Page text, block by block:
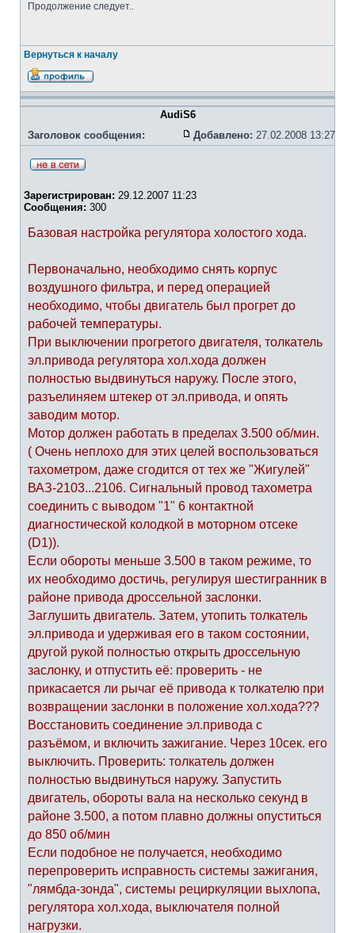
Продолжение следует..
Вернуться к началу
AudiS6
Заголовок сообщения:
Добавлено: 27.02.2008 13:27
Зарегистрирован: 29.12.2007 11:23
Сообщения: 300
Базовая настройка регулятора холостого хода.
Первоначально, необходимо снять корпус
воздушного фильтра, и перед операцией
необходимо, чтобы двигатель был прогрет до
рабочей температуры.
При выключении прогретого двигателя, толкатель
эл.привода регулятора хол.хода должен
полностью выдвинуться наружу. После этого,
разъелиняем штекер от эл.привода, и опять
заводим мотор.
Мотор должен работать в пределах 3.500 об/мин.
( Очень неплохо для этих целей воспользоваться
тахометром, даже сгодится от тех же "Жигулей"
ВАЗ-2103...2106. Сигнальный провод тахометра
соединить с выводом "1" 6 контактной
диагностической колодкой в моторном отсеке
(D1)).
Если обороты меньше 3.500 в таком режиме, то
их необходимо достичь, регулируя шестигранник в
районе привода дроссельной заслонки.
Заглушить двигатель. Затем, утопить толкатель
эл.привода и удерживая его в таком состоянии,
другой рукой полностью открыть дроссельную
заслонку, и отпустить её: проверить - не
прикасается ли рычаг её привода к толкателю при
возвращении заслонки в положение хол.хода???
Восстановить соединение эл.привода с
разъёмом, и включить зажигание. Через 10сек. его
выключить. Проверить: толкатель должен
полностью выдвинуться наружу. Запустить
двигатель, обороты вала на несколько секунд в
районе 3.500, а потом плавно должны опуститься
до 850 об/мин
Если подобное не получается, необходимо
перепроверить исправность системы зажигания,
"лямбда-зонда", системы рециркуляции выхлопа,
регулятора хол.хода, выключателя полной
нагрузки.